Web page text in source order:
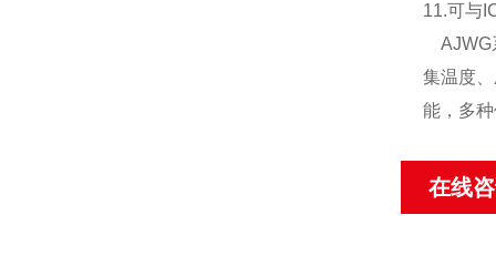
11.可与
AJWG
集温度
能，多
在线